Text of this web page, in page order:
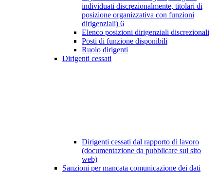
individuati discrezionalmente, titolari di
posizione organizzativa con funzioni
dirigenziali) 6
Elenco posizioni dirigenziali discrezionali
Posti di funzione disponibili
Ruolo dirigenti
Dirigenti cessati
Dirigenti cessati dal rapporto di lavoro
(documentazione da pubblicare sul sito
web)
Sanzioni per mancata comunicazione dei dati